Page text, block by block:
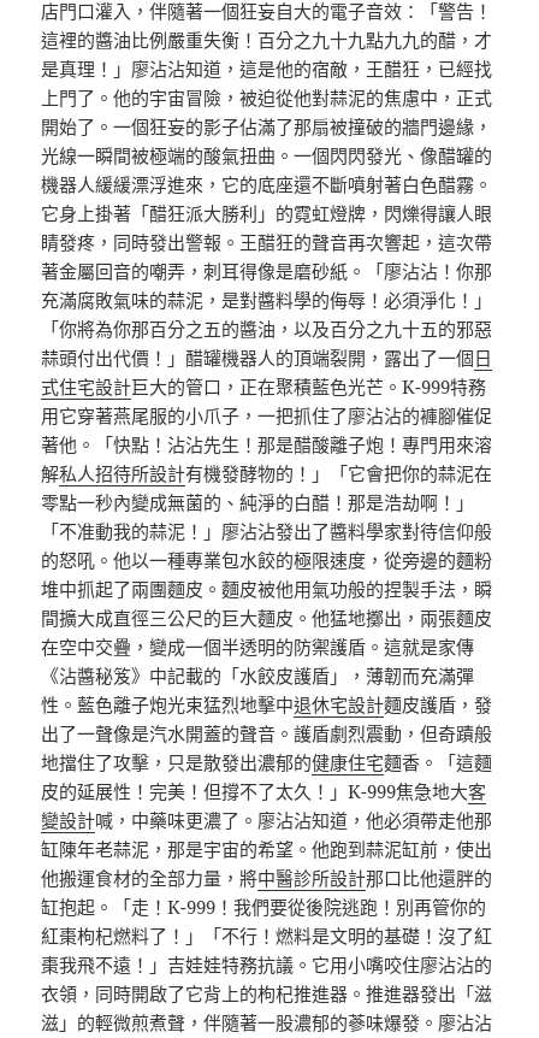
店門口灌入，伴隨著一個狂妄自大的電子音效：「警告！
這裡的醬油比例嚴重失衡！百分之九十九點九九的醋，才
是真理！」廖沾沾知道，這是他的宿敵，王醋狂，已經找
上門了。他的宇宙冒險，被迫從他對蒜泥的焦慮中，正式
開始了。一個狂妄的影子佔滿了那扇被撞破的牆門邊緣，
光線一瞬間被極端的酸氣扭曲。一個閃閃發光、像醋罐的
機器人緩緩漂浮進來，它的底座還不斷噴射著白色醋霧。
它身上掛著「醋狂派大勝利」的霓虹燈牌，閃爍得讓人眼
睛發疼，同時發出警報。王醋狂的聲音再次響起，這次帶
著金屬回音的嘲弄，刺耳得像是磨砂紙。「廖沾沾！你那
充滿腐敗氣味的蒜泥，是對醬料學的侮辱！必須淨化！」
「你將為你那百分之五的醬油，以及百分之九十五的邪惡
蒜頭付出代價！」醋罐機器人的頂端裂開，露出了一個日
式住宅設計巨大的管口，正在聚積藍色光芒。K-999特務
用它穿著燕尾服的小爪子，一把抓住了廖沾沾的褲腳催促
著他。「快點！沾沾先生！那是醋酸離子炮！專門用來溶
解私人招待所設計有機發酵物的！」「它會把你的蒜泥在
零點一秒內變成無菌的、純淨的白醋！那是浩劫啊！」
「不准動我的蒜泥！」廖沾沾發出了醬料學家對待信仰般
的怒吼。他以一種專業包水餃的極限速度，從旁邊的麵粉
堆中抓起了兩團麵皮。麵皮被他用氣功般的捏製手法，瞬
間擴大成直徑三公尺的巨大麵皮。他猛地擲出，兩張麵皮
在空中交疊，變成一個半透明的防禦護盾。這就是家傳
《沾醬秘笈》中記載的「水餃皮護盾」，薄韌而充滿彈
性。藍色離子炮光束猛烈地擊中退休宅設計麵皮護盾，發
出了一聲像是汽水開蓋的聲音。護盾劇烈震動，但奇蹟般
地擋住了攻擊，只是散發出濃郁的健康住宅麵香。「這麵
皮的延展性！完美！但撐不了太久！」K-999焦急地大客
變設計喊，中藥味更濃了。廖沾沾知道，他必須帶走他那
缸陳年老蒜泥，那是宇宙的希望。他跑到蒜泥缸前，使出
他搬運食材的全部力量，將中醫診所設計那口比他還胖的
缸抱起。「走！K-999！我們要從後院逃跑！別再管你的
紅棗枸杞燃料了！」「不行！燃料是文明的基礎！沒了紅
棗我飛不遠！」吉娃娃特務抗議。它用小嘴咬住廖沾沾的
衣領，同時開啟了它背上的枸杞推進器。推進器發出「滋
滋」的輕微煎煮聲，伴隨著一股濃郁的蔘味爆發。廖沾沾